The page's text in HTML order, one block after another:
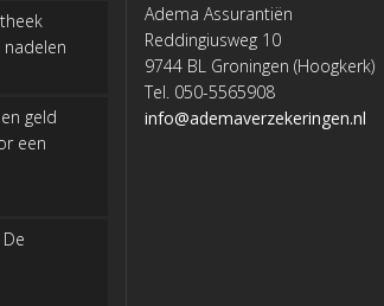
nadelen
geld
een
Adema Assurantiën
Reddingiusweg 10
9744 BL Groningen (Hoogkerk)
Tel. 050-5565908
info@ademaverzekeringen.nl